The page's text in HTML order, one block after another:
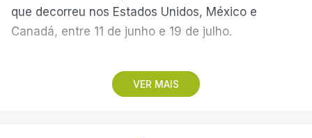
VER MAIS
que decorreu nos Estados Unidos, México e
Canadá, entre 11 de junho e 19 de julho.
Lopes Cabral conquistou o prémio graças ao
remate de pé direito que colocou a bola no ângulo